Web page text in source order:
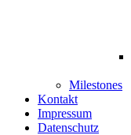
Milestones
Kontakt
Impressum
Datenschutz